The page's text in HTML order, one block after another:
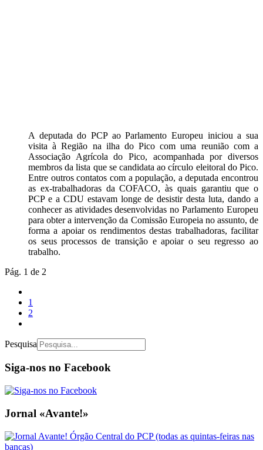
A deputada do PCP ao Parlamento Europeu iniciou a sua
visita à Região na ilha do Pico com uma reunião com a
Associação Agrícola do Pico, acompanhada por diversos
membros da lista que se candidata ao círculo eleitoral do Pico.
Entre outros contatos com a população, a deputada encontrou
as ex-trabalhadoras da COFACO, às quais garantiu que o
PCP e a CDU estavam longe de desistir desta luta, dando a
conhecer as atividades desenvolvidas no Parlamento Europeu
para obter a intervenção da Comissão Europeia no assunto, de
forma a apoiar os rendimentos destas trabalhadoras, facilitar
os seus processos de transição e apoiar o seu regresso ao
trabalho.
Pág. 1 de 2
1
2
Pesquisa
Siga-nos no Facebook
Jornal «Avante!»